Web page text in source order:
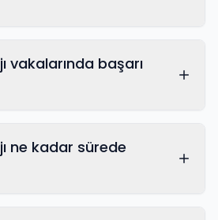
vakalarında başarı
ne kadar sürede